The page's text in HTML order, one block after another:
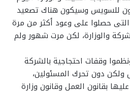
للسويس وسيكون هناك تصعيد
حصلوا على وعود أكثر من مرة
والوزارة، لكن مرت شهور ولم
وقفات احتجاجية بالشركة
ولكن دون تحرك المسئولين،
بقانون العمل وقانون وزارة